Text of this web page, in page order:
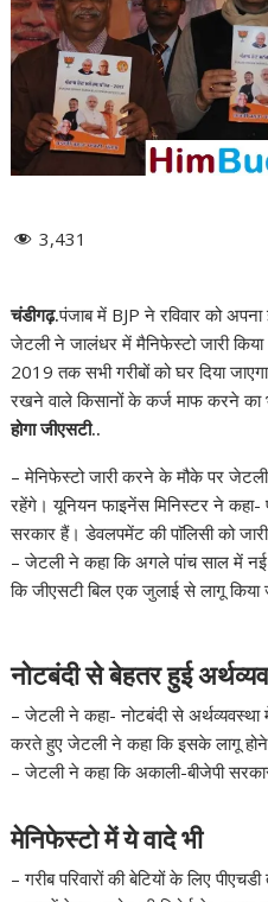
3,431
चंडीगढ़.पंजाब में BJP ने रविवार को
जेटली ने जालंधर में मैनिफेस्टो जारी
2019 तक सभी गरीबों को घर दिया
रखने वाले किसानों के कर्ज माफ करने का
होगा जीएसटी..
– मेनिफेस्टो जारी करने के मौके पर जेटली
रहेंगे। यूनियन फाइनेंस मिनिस्टर ने
सरकार हैं। डेवलपमेंट की पाॅलिसी को
– जेटली ने कहा कि अगले पांच साल में नई
कि जीएसटी बिल एक जुलाई से लागू किया
नोटबंदी से बेहतर हुई
– जेटली ने कहा- नोटबंदी से
करते हुए जेटली ने कहा कि इसके लागू होने
– जेटली ने कहा कि अकाली-बीजेपी
मेनिफेस्टो में ये वादे भी
– गरीब परिवारों की बेटियों के लिए